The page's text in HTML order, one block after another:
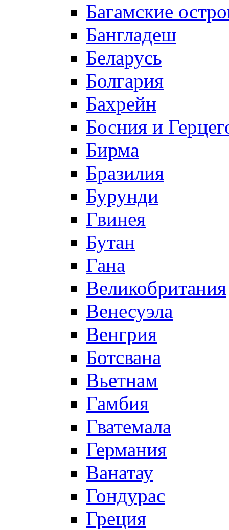
Багамские
Бангладеш
Беларусь
Болгария
Бахрейн
Босния и
Бирма
Бразилия
Бурунди
Гвинея
Бутан
Гана
Великобритания
Венесуэла
Венгрия
Ботсвана
Вьетнам
Гамбия
Гватемала
Германия
Ванатау
Гондурас
Греция